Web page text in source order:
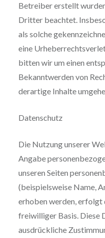
Betreiber erstellt
Dritter beachtet.
als solche
eine
bitten wir um einen
Bekanntwerden von
derartige Inhalte
Datenschutz
Die Nutzung unserer
Angabe
unseren Seiten
(beispielsweise Name,
erhoben werden, erfolgt
freiwilliger Basis. Diese
ausdrückliche